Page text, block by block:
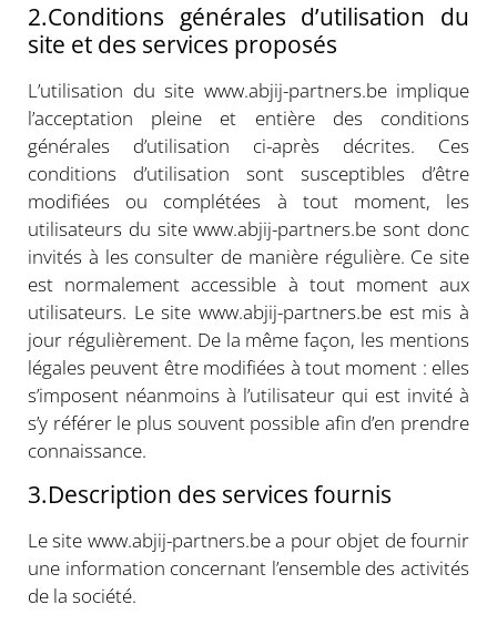
2.Conditions générales d’utilisation du
site et des services proposés
L’utilisation du site www.abjij-partners.be implique
l’acceptation pleine et entière des conditions
générales d’utilisation ci-après décrites. Ces
conditions d’utilisation sont susceptibles d’être
modifiées ou complétées à tout moment, les
utilisateurs du site www.abjij-partners.be sont donc
invités à les consulter de manière régulière. Ce site
est normalement accessible à tout moment aux
utilisateurs. Le site www.abjij-partners.be est mis à
jour régulièrement. De la même façon, les mentions
légales peuvent être modifiées à tout moment : elles
s’imposent néanmoins à l’utilisateur qui est invité à
s’y référer le plus souvent possible afin d’en prendre
connaissance.
3.Description des services fournis
Le site www.abjij-partners.be a pour objet de fournir
une information concernant l’ensemble des activités
de la société.